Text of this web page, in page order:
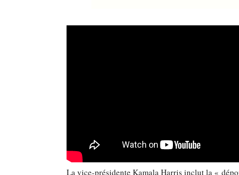
La vice-présidente Kamala Harris inclut la «